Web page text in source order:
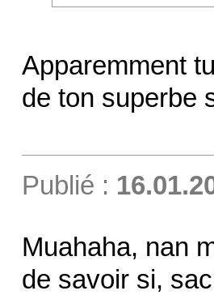
Apparemment
de ton superbe
Publié :
Muahaha, nan
de savoir si,